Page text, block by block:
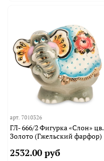
арт.7010326
ГЛ- 666/2 Фигурка «Слон» цв.
Золото (Гжельский фарфор)
2532.00 руб